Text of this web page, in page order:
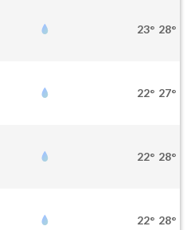
23° 28°
22° 27°
22° 28°
22° 28°